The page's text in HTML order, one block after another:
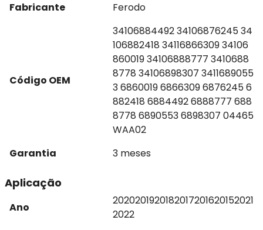
Fabricante
Ferodo
Código OEM
34106884492 34106876245 34
106882418 34116866309 34106
860019 34106888777 3410688
8778 34106898307 3411689055
3 6860019 6866309 6876245 6
882418 6884492 6888777 688
8778 6890553 6898307 04465
WAA02
Garantia
3 meses
Aplicação
Ano
2020201920182017201620152021
2022